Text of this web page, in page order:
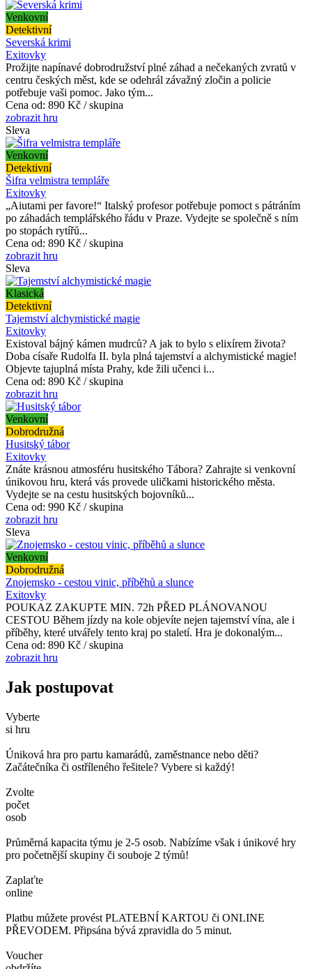
Venkovní
Detektivní
Severská krimi
Exitovky
Prožijte napínavé dobrodružství plné záhad a nečekaných zvratů v
centru českých měst, kde se odehrál závažný zločin a policie
potřebuje vaši pomoc. Jako tým...
Cena od: 890 Kč / skupina
zobrazit hru
Sleva
Venkovní
Detektivní
Šifra velmistra templáře
Exitovky
„Aiutami per favore!“ Italský profesor potřebuje pomoct s pátráním
po záhadách templářského řádu v Praze. Vydejte se společně s ním
po stopách rytířů...
Cena od: 890 Kč / skupina
zobrazit hru
Sleva
Klasická
Detektivní
Tajemství alchymistické magie
Exitovky
Existoval bájný kámen mudrců? A jak to bylo s elixírem života?
Doba císaře Rudolfa II. byla plná tajemství a alchymistické magie!
Objevte tajuplná místa Prahy, kde žili učenci i...
Cena od: 890 Kč / skupina
zobrazit hru
Venkovní
Dobrodružná
Husitský tábor
Exitovky
Znáte krásnou atmosféru husitského Tábora? Zahrajte si venkovní
únikovou hru, která vás provede uličkami historického města.
Vydejte se na cestu husitských bojovníků...
Cena od: 990 Kč / skupina
zobrazit hru
Sleva
Venkovní
Dobrodružná
Znojemsko - cestou vinic, příběhů a slunce
Exitovky
POUKAZ ZAKUPTE MIN. 72h PŘED PLÁNOVANOU
CESTOU Během jízdy na kole objevíte nejen tajemství vína, ale i
příběhy, které utvářely tento kraj po staletí. Hra je dokonalým...
Cena od: 890 Kč / skupina
zobrazit hru
Jak postupovat
Vyberte
si hru
Úniková hra pro partu kamarádů, zaměstnance nebo děti?
Začátečníka či ostříleného řešitele? Vybere si každý!
Zvolte
počet
osob
Průměrná kapacita týmu je 2-5 osob. Nabízíme však i únikové hry
pro početnější skupiny či souboje 2 týmů!
Zaplaťte
online
Platbu můžete provést PLATEBNÍ KARTOU či ONLINE
PŘEVODEM. Připsána bývá zpravidla do 5 minut.
Voucher